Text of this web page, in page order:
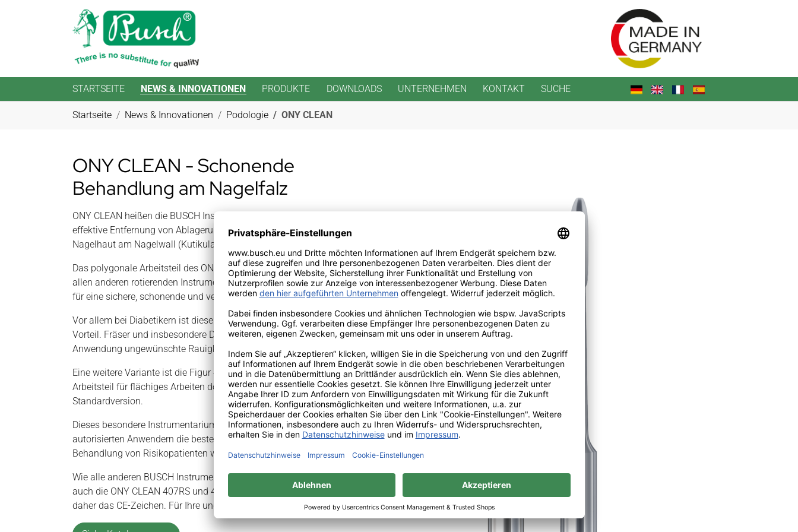
STARTSEITE NEWS & INNOVATIONEN PRODUKTE DOWNLOADS UNTERNEHMEN KONTAKT
SUCHE
Startseite News & Innovationen Podologie ONY CLEAN
ONY CLEAN - Schonende
Behandlung am Nagelfalz
ONY CLEAN heißen die BUSCH Instrumente, die eine überaus schonende,
effektive Entfernung von Ablagerungen aus dem Nagelfalz und von
Nagelhaut am Nagelwall (Kutikula) ermöglichen.
Das polygonale Arbeitsteil des ONY CLEAN 407RS, das im Gegensatz zu
allen anderen rotierenden Instrumenten keine scharfen Schneiden hat, bürgt
für eine sichere, schonende und verletzungsfreie Behandlung.
Vor allem bei Diabetikern ist diese schonende Behandlung ein wesentlicher
Vorteil. Fräser und insbesondere Diamantschleifer würden bei dieser
Anwendung ungewünschte Rauigkeiten auf dem Nagel hinterlassen.
Eine weitere Variante ist die Figur 406L-RS, deren ebenfalls polygonales
Arbeitsteil für flächiges Arbeiten doppelt so lang ist wie bei der
Standardversion.
Dieses besondere Instrumentarium mit passiver Sicherheit bietet
autorisierten Anwendern die beste Voraussetzung zur schonenden
Behandlung von Risikopatienten wie z.B. Diabetikern.
Wie alle anderen BUSCH Instrumente für die medizinische Anwendung sind
auch die ONY CLEAN 407RS und 406L-RS Medizinprodukte und tragen
daher das CE-Zeichen. Für Ihre und die Sicherheit Ihrer Patienten.